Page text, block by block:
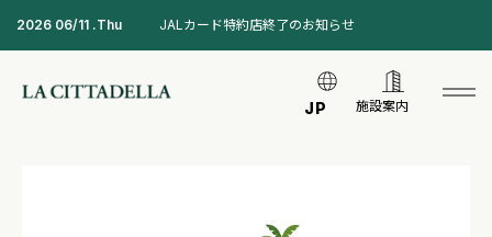
2026 06/11 .Thu JALカード特約店終了のお知らせ
JP 施設案内